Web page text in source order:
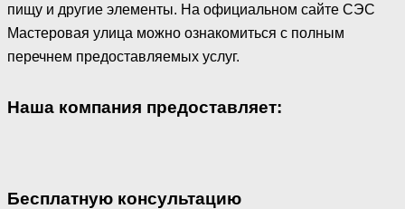
пищу и другие элементы. На официальном сайте СЭС
Мастеровая улица можно ознакомиться с полным
перечнем предоставляемых услуг.
Наша компания предоставляет:
Бесплатную консультацию